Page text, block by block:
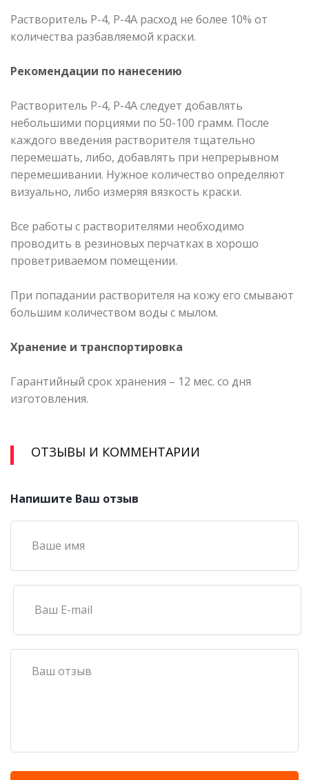
Растворитель Р-4, Р-4А расход не более 10% от
количества разбавляемой краски.
Рекомендации по нанесению
Растворитель Р-4, Р-4А следует добавлять
небольшими порциями по 50-100 грамм. После
каждого введения растворителя тщательно
перемешать, либо, добавлять при непрерывном
перемешивании. Нужное количество определяют
визуально, либо измеряя вязкость краски.
Все работы с растворителями необходимо
проводить в резиновых перчатках в хорошо
проветриваемом помещении.
При попадании растворителя на кожу его смывают
большим количеством воды с мылом.
Хранение и транспортировка
Гарантийный срок хранения – 12 мес. со дня
изготовления.
ОТЗЫВЫ И КОММЕНТАРИИ
Напишите Ваш отзыв